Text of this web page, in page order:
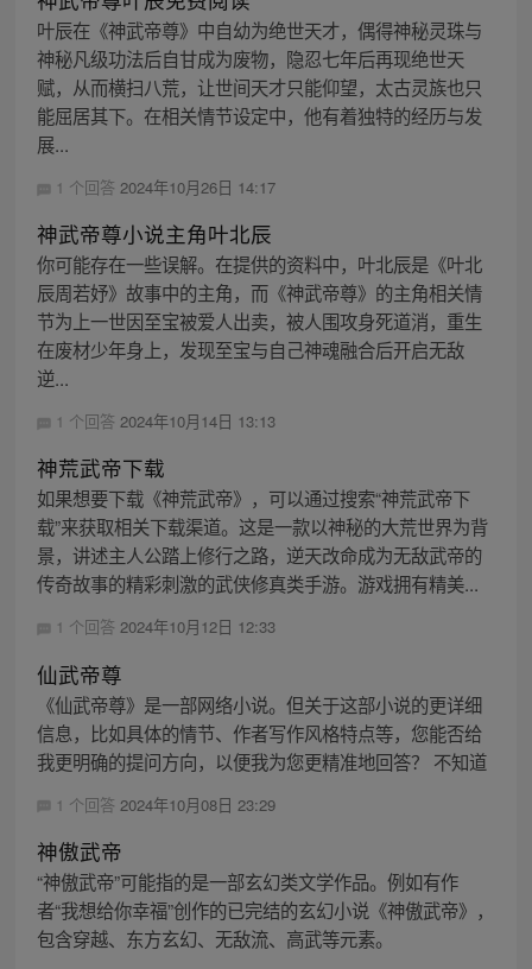
叶辰在《神武帝尊》中自幼为绝世天才，偶得神秘灵珠与
神秘凡级功法后自甘成为废物，隐忍七年后再现绝世天
赋，从而横扫八荒，让世间天才只能仰望，太古灵族也只
能屈居其下。在相关情节设定中，他有着独特的经历与发
展...
1 个回答 2024年10月26日 14:17
神武帝尊小说主角叶北辰
你可能存在一些误解。在提供的资料中，叶北辰是《叶北
辰周若妤》故事中的主角，而《神武帝尊》的主角相关情
节为上一世因至宝被爱人出卖，被人围攻身死道消，重生
在废材少年身上，发现至宝与自己神魂融合后开启无敌
逆...
1 个回答 2024年10月14日 13:13
神荒武帝下载
如果想要下载《神荒武帝》，可以通过搜索“神荒武帝下
载”来获取相关下载渠道。这是一款以神秘的大荒世界为背
景，讲述主人公踏上修行之路，逆天改命成为无敌武帝的
传奇故事的精彩刺激的武侠修真类手游。游戏拥有精美...
1 个回答 2024年10月12日 12:33
仙武帝尊
《仙武帝尊》是一部网络小说。但关于这部小说的更详细
信息，比如具体的情节、作者写作风格特点等，您能否给
我更明确的提问方向，以便我为您更精准地回答？ 不知道
1 个回答 2024年10月08日 23:29
神傲武帝
“神傲武帝”可能指的是一部玄幻类文学作品。例如有作
者“我想给你幸福”创作的已完结的玄幻小说《神傲武帝》，
包含穿越、东方玄幻、无敌流、高武等元素。